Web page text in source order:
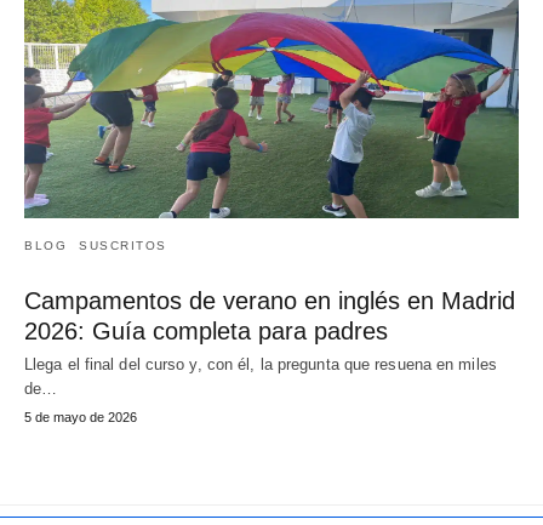
BLOG SUSCRITOS
Campamentos de verano en inglés en Madrid
2026: Guía completa para padres
Llega el final del curso y, con él, la pregunta que resuena en miles
de…
5 de mayo de 2026